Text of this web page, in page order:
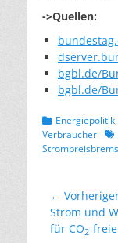
->Quellen:
bgbl.de/
bgbl.de/
Kategorien
Energiepolitik,
Verbraucher
←
Vorheriger
Beitrag:
Strom und
für CO2-